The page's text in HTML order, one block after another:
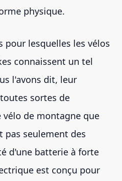
physique.
pour lesquelles les vélos
connaissent un tel
l'avons dit, leur
sortes de
de montagne que
pas seulement des
d'une batterie à forte
est conçu pour